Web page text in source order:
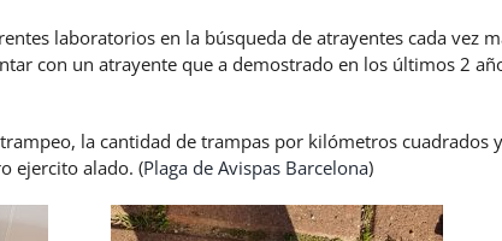
laboratorios en la búsqueda de atrayentes cada vez
con un atrayente que a demostrado en los últimos 2
la cantidad de trampas por kilómetros cuadrados
ejercito alado. (Plaga de Avispas Barcelona)